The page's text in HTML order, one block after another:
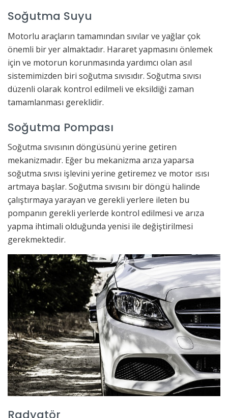
Soğutma Suyu
Motorlu araçların tamamından sıvılar ve yağlar çok
önemli bir yer almaktadır. Hararet yapmasını önlemek
için ve motorun korunmasında yardımcı olan asıl
sistemimizden biri soğutma sıvısıdır. Soğutma sıvısı
düzenli olarak kontrol edilmeli ve eksildiği zaman
tamamlanması gereklidir.
Soğutma Pompası
Soğutma sıvısının döngüsünü yerine getiren
mekanizmadır. Eğer bu mekanizma arıza yaparsa
soğutma sıvısı işlevini yerine getiremez ve motor ısısı
artmaya başlar. Soğutma sıvısını bir döngü halinde
çalıştırmaya yarayan ve gerekli yerlere ileten bu
pompanın gerekli yerlerde kontrol edilmesi ve arıza
yapma ihtimali olduğunda yenisi ile değiştirilmesi
gerekmektedir.
Radyatör